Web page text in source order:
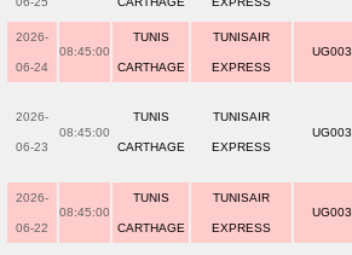
2026-
06-24
08:45:00
TUNIS
CARTHAGE
TUNISAIR
EXPRESS
UG003
2026-
06-23
08:45:00
TUNIS
CARTHAGE
TUNISAIR
EXPRESS
UG003
2026-
06-22
08:45:00
TUNIS
CARTHAGE
TUNISAIR
EXPRESS
UG003